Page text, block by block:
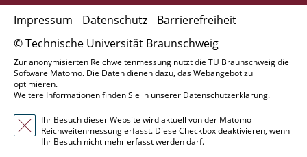
© Technische Universität Braunschweig
Impressum Datenschutz Barrierefreiheit
Zur anonymisierten Reichweitenmessung nutzt die TU Braunschweig die
Software Matomo. Die Daten dienen dazu, das Webangebot zu
optimieren.
Weitere Informationen finden Sie in unserer Datenschutzerklärung.
Ihr Besuch dieser Website wird aktuell von der Matomo
Reichweitenmessung erfasst. Diese Checkbox deaktivieren, wenn
Ihr Besuch nicht mehr erfasst werden darf.